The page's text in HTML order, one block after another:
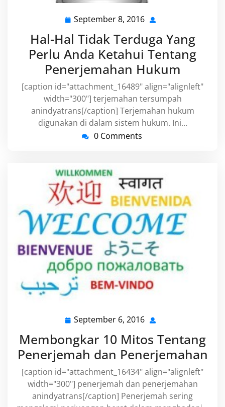
September 8, 2016 September
2016
Hal-Hal Tidak Terduga Yang
Perlu Anda Ketahui Tentang
Penerjemahan Hukum
[caption id="attachment_16489" align="alignleft"
width="300"] terjemahan tersumpah
anindyatrans[/caption] Terjemahan hukum
digunakan di dalam sistem hukum. Ini…
0 Comments
September 6, 2016 September
2016
Membongkar 10 Mitos Tentang
Penerjemah dan Penerjemahan
[caption id="attachment_16434" align="alignleft"
width="300"] penerjemah dan penerjemahan
anindyatrans[/caption] Penerjemah sering